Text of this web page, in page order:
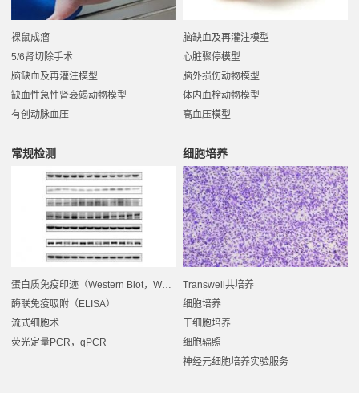
裸鼠成瘤
5/6肾切除手术
脑缺血及再灌注模型
缺血性急性肾衰竭动物模型
有创动脉血压
脑缺血及再灌注模型
心脏骤停模型
脑外损伤动物模型
体内血栓动物模型
高血压模型
常规检测
蛋白质免疫印迹（Western Blot，WB ）
酶联免疫吸附（ELISA）
流式细胞术
荧光定量PCR，qPCR
细胞培养
Transwell共培养
细胞培养
干细胞培养
细胞辐照
神经元细胞培养实验服务